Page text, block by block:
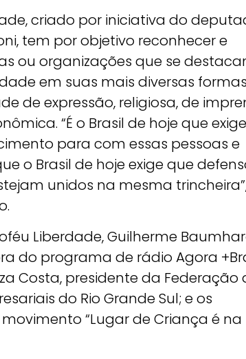
criado por iniciativa do
tem por objetivo reconhecer e
ou organizações que se
em suas mais diversas
de expressão, religiosa, de
“É o Brasil de hoje que
para com essas pessoas e
o Brasil de hoje exige que
unidos na mesma
Liberdade, Guilherme
do programa de rádio Agora
Costa, presidente da Federação
do Rio Grande Sul; e os
“Lugar de Criança é na